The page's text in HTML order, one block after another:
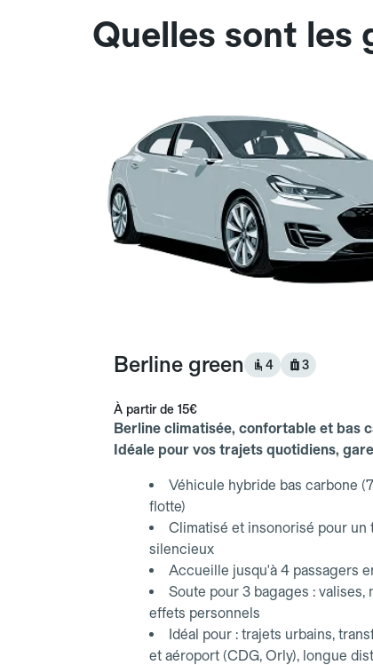
Quelles sont les
Berline green 4 3
À partir de 15€
Berline climatisée, confortable et bas
Idéale pour vos trajets quotidiens,
Véhicule hybride bas carbone
flotte)
Climatisé et insonorisé pour un
silencieux
Accueille jusqu'à 4 passagers
Soute pour 3 bagages : valises,
effets personnels
Idéal pour : trajets urbains,
et aéroport (CDG, Orly), longue